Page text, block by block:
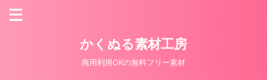
かくぬる素材工房
商用利用OKの無料フリー素材